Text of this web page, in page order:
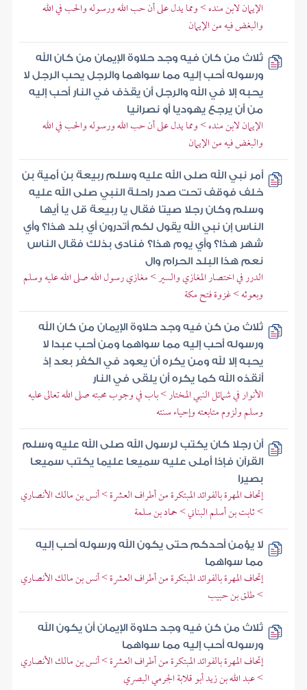
الإيمان لابن منده > ومما يدل على أن حب الله ورسوله والحب في الله
والبغض فيه من الإيمان
ثلاث من كان فيه وجد حلاوة الإيمان من كان الله
ورسوله أحب إليه مما سواهما والرجل يحب الرجل لا
يحبه إلا في الله والرجل أن يقذف في النار أحب إليه
من أن يرجع يهوديا أو نصرانيا
الإيمان لابن منده > ومما يدل على أن حب الله ورسوله والحب في الله
والبغض فيه من الإيمان
أمر نبي الله صلى الله عليه وسلم ربيعة بن أمية بن
خلف فوقف تحت صدر راحلة النبي صلى الله عليه
وسلم وكان رجلا صيتا فقال يا ربيعة قل يا أيها
الناس إن نبي الله يقول لكم أتدرون أي بلد هذا؟ وأي
شهر هذا؟ وأي يوم هذا؟ فنادى بذلك فقال الناس
نعم هذا البلد الحرام وال
الدرر في اختصار المغازي والسير > مغازي رسول الله صلى الله عليه وسلم
وبعوثه > غزوة فتح مكة
ثلاث من كن فيه وجد حلاوة الإيمان من كان الله
ورسوله أحب إليه مما سواهما ومن أحب عبدا لا
يحبه إلا لله ومن يكره أن يعود في الكفر بعد إذ
أنقذه الله كما يكره أن يلقى في النار
الأنوار في شمائل النبي المختار > باب في وجوب محبته صلى الله تعالى عليه
وسلم ولزوم متابعته وإحياء سنته
أن رجلا كان يكتب لرسول الله صلى الله عليه وسلم
القرآن فإذا أملى عليه سميعا عليما يكتب سميعا
بصيرا
إتحاف المهرة بالفوائد المبتكرة من أطراف العشرة > أنس بن مالك الأنصاري
> ثابت بن أسلم البناني > حماد بن سلمة
لا يؤمن أحدكم حتى يكون الله ورسوله أحب إليه
مما سواهما
إتحاف المهرة بالفوائد المبتكرة من أطراف العشرة > أنس بن مالك الأنصاري
> طلق بن حبيب
ثلاث من كن فيه وجد حلاوة الإيمان أن يكون الله
ورسوله أحب إليه مما سواهما
إتحاف المهرة بالفوائد المبتكرة من أطراف العشرة > أنس بن مالك الأنصاري
> عبد الله بن زيد أبو قلابة الجرمي البصري